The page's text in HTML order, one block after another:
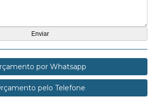
por Whatsapp
pelo Telefone